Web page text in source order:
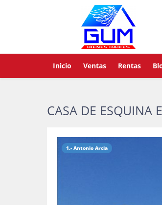
Inicio Ventas Rentas
CASA DE ESQUINA
1.- Antonio Arcia